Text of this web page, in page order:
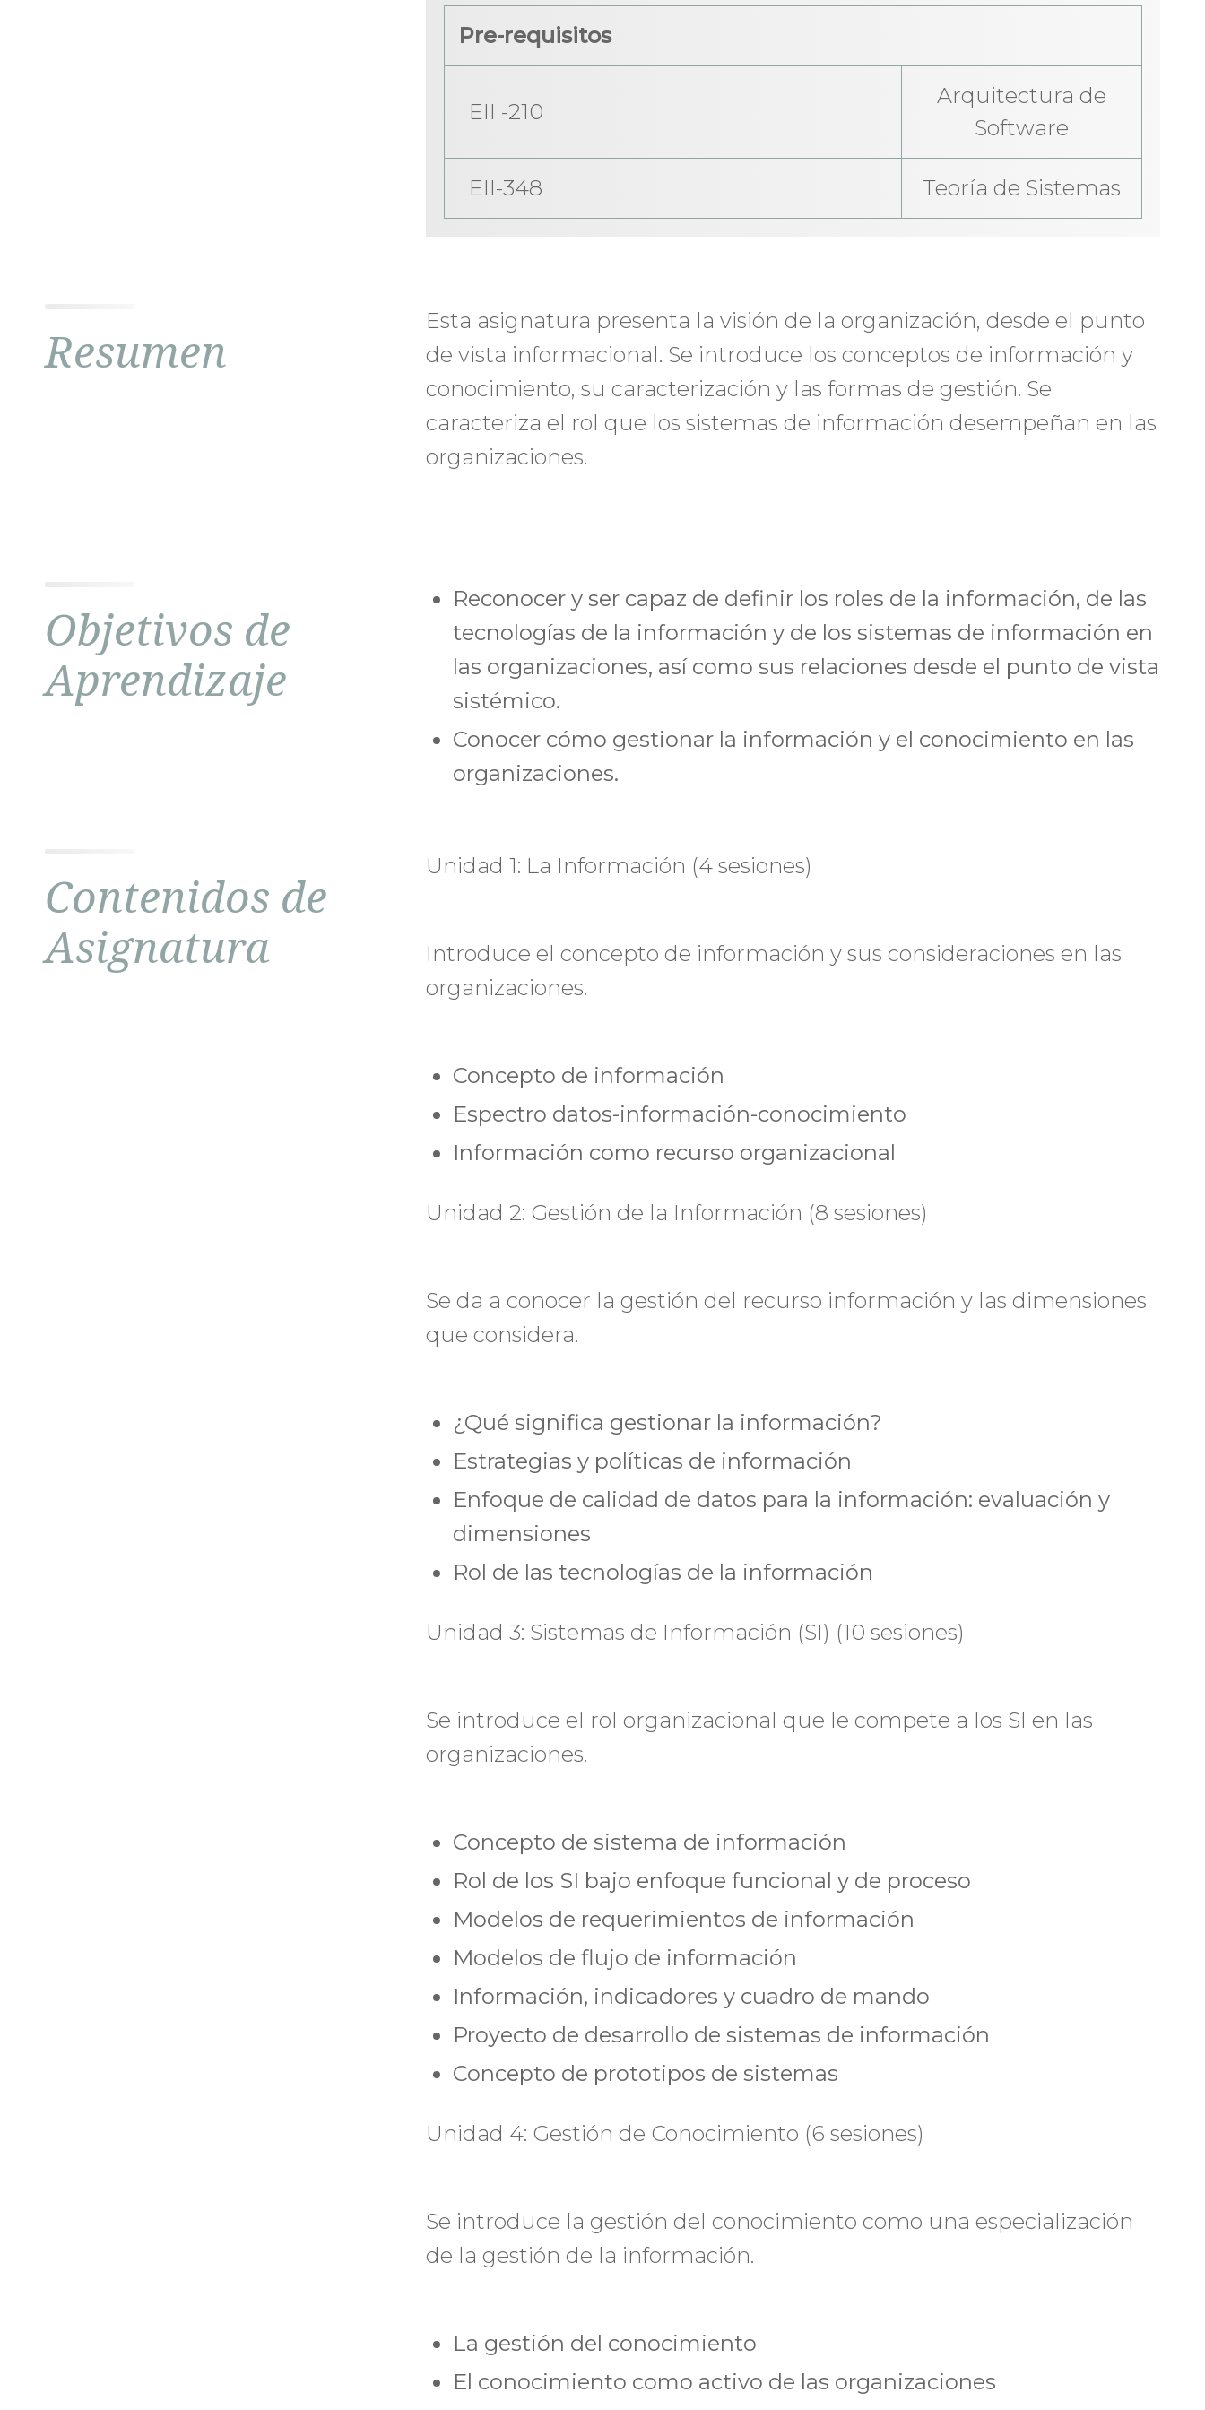
Pre-requisitos
EII -210
Arquitectura de
Software
EII-348 Teoría de Sistemas
Resumen
Esta asignatura presenta la visión de la organización, desde el punto
de vista informacional. Se introduce los conceptos de información y
conocimiento, su caracterización y las formas de gestión. Se
caracteriza el rol que los sistemas de información desempeñan en las
organizaciones.
Objetivos de
Aprendizaje
Reconocer y ser capaz de definir los roles de la información, de las
tecnologías de la información y de los sistemas de información en
las organizaciones, así como sus relaciones desde el punto de vista
sistémico.
Conocer cómo gestionar la información y el conocimiento en las
organizaciones.
Contenidos de
Asignatura
Unidad 1: La Información (4 sesiones)
Introduce el concepto de información y sus consideraciones en las
organizaciones.
Concepto de información
Espectro datos-información-conocimiento
Información como recurso organizacional
Unidad 2: Gestión de la Información (8 sesiones)
Se da a conocer la gestión del recurso información y las dimensiones
que considera.
¿Qué significa gestionar la información?
Estrategias y políticas de información
Enfoque de calidad de datos para la información: evaluación y
dimensiones
Rol de las tecnologías de la información
Unidad 3: Sistemas de Información (SI) (10 sesiones)
Se introduce el rol organizacional que le compete a los SI en las
organizaciones.
Concepto de sistema de información
Rol de los SI bajo enfoque funcional y de proceso
Modelos de requerimientos de información
Modelos de flujo de información
Información, indicadores y cuadro de mando
Proyecto de desarrollo de sistemas de información
Concepto de prototipos de sistemas
Unidad 4: Gestión de Conocimiento (6 sesiones)
Se introduce la gestión del conocimiento como una especialización
de la gestión de la información.
La gestión del conocimiento
El conocimiento como activo de las organizaciones